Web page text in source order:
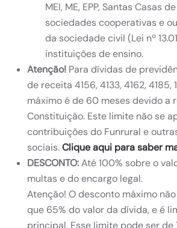
MEI, ME, EPP, Santas Casas
sociedades cooperativas e
da sociedade civil (Lei nº
instituições de ensino.
Atenção! Para dívidas de
de receita 4156, 4133, 4162, 4185,
máximo é de 60 meses devido a
Constituição. Este limite não se
contribuições do Funrural e
sociais.Clique aqui para saber
DESCONTO:Até 100% sobre o
multas e do encargo legal.
Atenção! O desconto máximo
que 65% do valor da dívida, e é
principal. Esse limite pode ser de